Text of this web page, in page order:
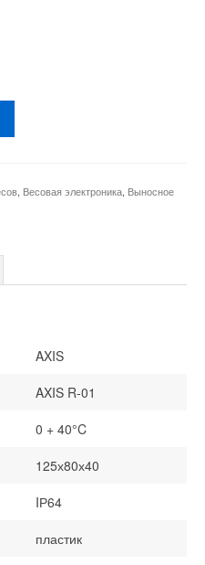
, Весовая электроника, Выносное
AXIS
AXIS R-01
0 + 40°C
125х80х40
IР64
пластик